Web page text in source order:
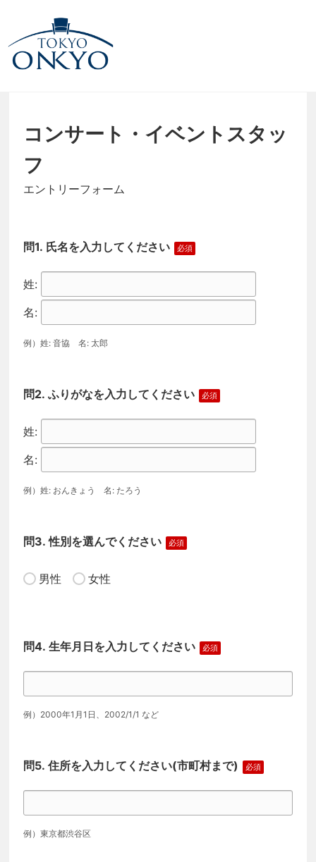
コンサート・イベントスタッ
フ
エントリーフォーム
氏名を入力してください
例）姓: 音協 名: 太郎
ふりがなを入力してください
例）姓: おんきょう 名: たろう
性別を選んでください
男性 女性
生年月日を入力してください
例）2000年1月1日、2002/1/1 など
住所を入力してください(市町村まで)
例）東京都渋谷区